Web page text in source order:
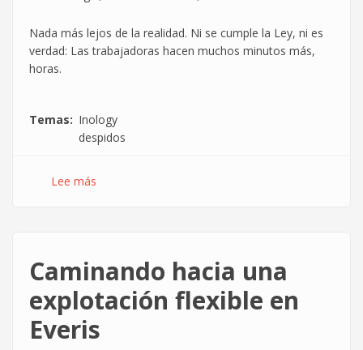
Nada más lejos de la realidad. Ni se cumple la Ley, ni es
verdad: Las trabajadoras hacen muchos minutos más,
horas.
Temas
Inology
despidos
Lee más
ir
baño
sin
que
Caminando hacia una
explotación flexible en
Everis